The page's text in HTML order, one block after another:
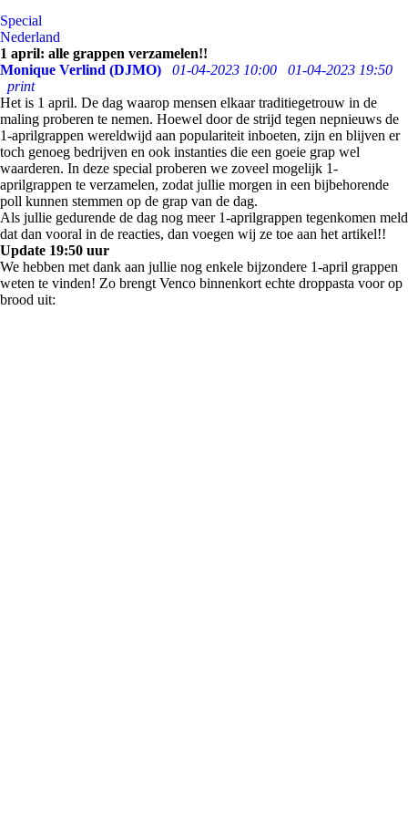
Special
Nederland
1 april: alle grappen verzamelen!!
Monique Verlind (DJMO)
01-04-2023 10:00
01-04-2023 19:50
print
Het is 1 april. De dag waarop mensen elkaar traditiegetrouw in de
maling proberen te nemen. Hoewel door de strijd tegen nepnieuws de
1-aprilgrappen wereldwijd aan populariteit inboeten, zijn en blijven er
toch genoeg bedrijven en ook instanties die een goeie grap wel
waarderen. In deze special proberen we zoveel mogelijk 1-
aprilgrappen te verzamelen, zodat jullie morgen in een bijbehorende
poll kunnen stemmen op de grap van de dag.
Als jullie gedurende de dag nog meer 1-aprilgrappen tegenkomen meld
dat dan vooral in de reacties, dan voegen wij ze toe aan het artikel!!
Update 19:50 uur
We hebben met dank aan jullie nog enkele bijzondere 1-april grappen
weten te vinden! Zo brengt Venco binnenkort echte droppasta voor op
brood uit: